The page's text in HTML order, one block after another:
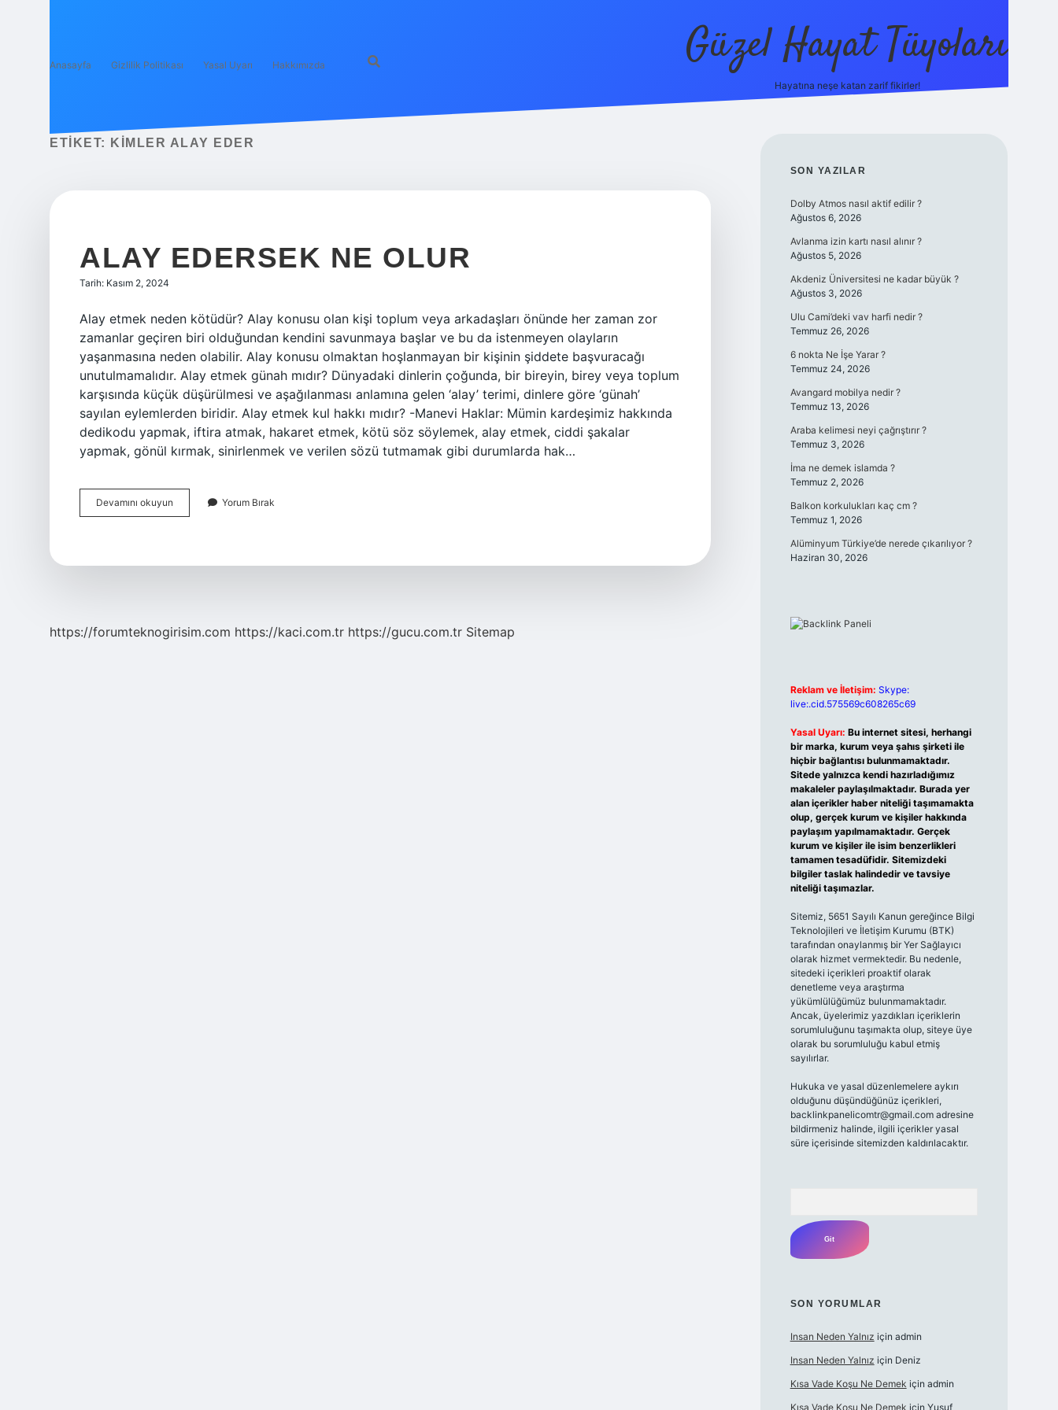
Anasayfa Gizlilik Politikası Yasal Uyarı Hakkımızda Güzel Hayat Tüyoları
Hayatına neşe katan zarif fikirler!
ETIKET: KIMLER ALAY EDER
ALAY EDERSEK NE OLUR
Tarih: Kasım 2, 2024
Alay etmek neden kötüdür? Alay konusu olan kişi toplum veya arkadaşları önünde her zaman zor
zamanlar geçiren biri olduğundan kendini savunmaya başlar ve bu da istenmeyen olayların
yaşanmasına neden olabilir. Alay konusu olmaktan hoşlanmayan bir kişinin şiddete başvuracağı
unutulmamalıdır. Alay etmek günah mıdır? Dünyadaki dinlerin çoğunda, bir bireyin, birey veya toplum
karşısında küçük düşürülmesi ve aşağılanması anlamına gelen ‘alay’ terimi, dinlere göre ‘günah’
sayılan eylemlerden biridir. Alay etmek kul hakkı mıdır? -Manevi Haklar: Mümin kardeşimiz hakkında
dedikodu yapmak, iftira atmak, hakaret etmek, kötü söz söylemek, alay etmek, ciddi şakalar
yapmak, gönül kırmak, sinirlenmek ve verilen sözü tutmamak gibi durumlarda hak…
Devamını okuyun
Edersek
Yorum Bırak
https://forumteknogirisim.com https://kaci.com.tr https://gucu.com.tr Sitemap
SIDEBAR
SON YAZILAR
Dolby Atmos nasıl aktif edilir ?
Ağustos 6, 2026
Avlanma izin kartı nasıl alınır ?
Ağustos 5, 2026
Akdeniz Üniversitesi ne kadar büyük ?
Ağustos 3, 2026
Ulu Cami’deki vav harfi nedir ?
Temmuz 26, 2026
6 nokta Ne İşe Yarar ?
Temmuz 24, 2026
Avangard mobilya nedir ?
Temmuz 13, 2026
Araba kelimesi neyi çağrıştırır ?
Temmuz 3, 2026
İma ne demek islamda ?
Temmuz 2, 2026
Balkon korkulukları kaç cm ?
Temmuz 1, 2026
Alüminyum Türkiye’de nerede çıkarılıyor ?
Haziran 30, 2026
Reklam ve İletişim: Skype:
live:.cid.575569c608265c69
Yasal Uyarı: Bu internet sitesi, herhangi
bir marka, kurum veya şahıs şirketi ile
hiçbir bağlantısı bulunmamaktadır.
Sitede yalnızca kendi hazırladığımız
makaleler paylaşılmaktadır. Burada yer
alan içerikler haber niteliği taşımamakta
olup, gerçek kurum ve kişiler hakkında
paylaşım yapılmamaktadır. Gerçek
kurum ve kişiler ile isim benzerlikleri
tamamen tesadüfidir. Sitemizdeki
bilgiler taslak halindedir ve tavsiye
niteliği taşımazlar.
Sitemiz, 5651 Sayılı Kanun gereğince Bilgi
Teknolojileri ve İletişim Kurumu (BTK)
tarafından onaylanmış bir Yer Sağlayıcı
olarak hizmet vermektedir. Bu nedenle,
sitedeki içerikleri proaktif olarak
denetleme veya araştırma
yükümlülüğümüz bulunmamaktadır.
Ancak, üyelerimiz yazdıkları içeriklerin
sorumluluğunu taşımakta olup, siteye üye
olarak bu sorumluluğu kabul etmiş
sayılırlar.
Hukuka ve yasal düzenlemelere aykırı
olduğunu düşündüğünüz içerikleri,
backlinkpanelicomtr@gmail.comadresine
bildirmeniz halinde, ilgili içerikler yasal
süre içerisinde sitemizden kaldırılacaktır.
SON YORUMLAR
Insan Neden Yalnız için admin
Insan Neden Yalnız için Deniz
Kısa Vade Koşu Ne Demek için admin
Kısa Vade Koşu Ne Demek için Yusuf